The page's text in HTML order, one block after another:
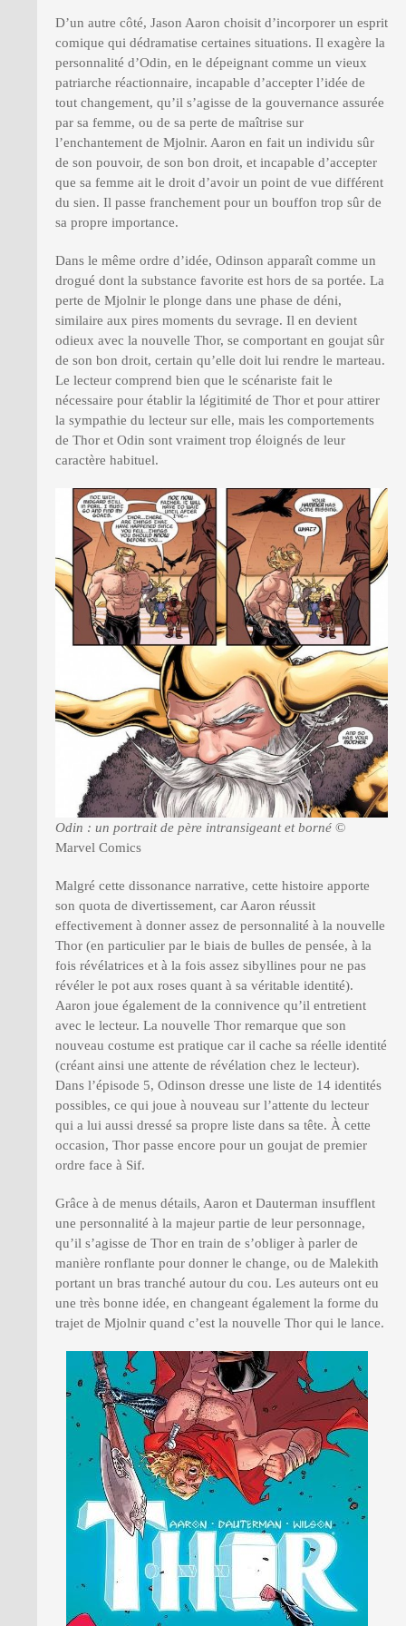
D’un autre côté, Jason Aaron choisit d’incorporer un esprit
comique qui dédramatise certaines situations. Il exagère la
personnalité d’Odin, en le dépeignant comme un vieux
patriarche réactionnaire, incapable d’accepter l’idée de
tout changement, qu’il s’agisse de la gouvernance assurée
par sa femme, ou de sa perte de maîtrise sur
l’enchantement de Mjolnir. Aaron en fait un individu sûr
de son pouvoir, de son bon droit, et incapable d’accepter
que sa femme ait le droit d’avoir un point de vue différent
du sien. Il passe franchement pour un bouffon trop sûr de
sa propre importance.
Dans le même ordre d’idée, Odinson apparaît comme un
drogué dont la substance favorite est hors de sa portée. La
perte de Mjolnir le plonge dans une phase de déni,
similaire aux pires moments du sevrage. Il en devient
odieux avec la nouvelle Thor, se comportant en goujat sûr
de son bon droit, certain qu’elle doit lui rendre le marteau.
Le lecteur comprend bien que le scénariste fait le
nécessaire pour établir la légitimité de Thor et pour attirer
la sympathie du lecteur sur elle, mais les comportements
de Thor et Odin sont vraiment trop éloignés de leur
caractère habituel.
Odin : un portrait de père intransigeant et borné ©
Marvel Comics
Malgré cette dissonance narrative, cette histoire apporte
son quota de divertissement, car Aaron réussit
effectivement à donner assez de personnalité à la nouvelle
Thor (en particulier par le biais de bulles de pensée, à la
fois révélatrices et à la fois assez sibyllines pour ne pas
révéler le pot aux roses quant à sa véritable identité).
Aaron joue également de la connivence qu’il entretient
avec le lecteur. La nouvelle Thor remarque que son
nouveau costume est pratique car il cache sa réelle identité
(créant ainsi une attente de révélation chez le lecteur).
Dans l’épisode 5, Odinson dresse une liste de 14 identités
possibles, ce qui joue à nouveau sur l’attente du lecteur
qui a lui aussi dressé sa propre liste dans sa tête. À cette
occasion, Thor passe encore pour un goujat de premier
ordre face à Sif.
Grâce à de menus détails, Aaron et Dauterman insufflent
une personnalité à la majeur partie de leur personnage,
qu’il s’agisse de Thor en train de s’obliger à parler de
manière ronflante pour donner le change, ou de Malekith
portant un bras tranché autour du cou. Les auteurs ont eu
une très bonne idée, en changeant également la forme du
trajet de Mjolnir quand c’est la nouvelle Thor qui le lance.